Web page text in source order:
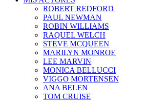
ROBERT REDFORD
PAUL NEWMAN
ROBIN WILLIAMS
RAQUEL WELCH
STEVE MCQUEEN
MARILYN MONROE
LEE MARVIN
MONICA BELLUCCI
VIGGO MORTENSEN
ANA BELEN
TOM CRUISE